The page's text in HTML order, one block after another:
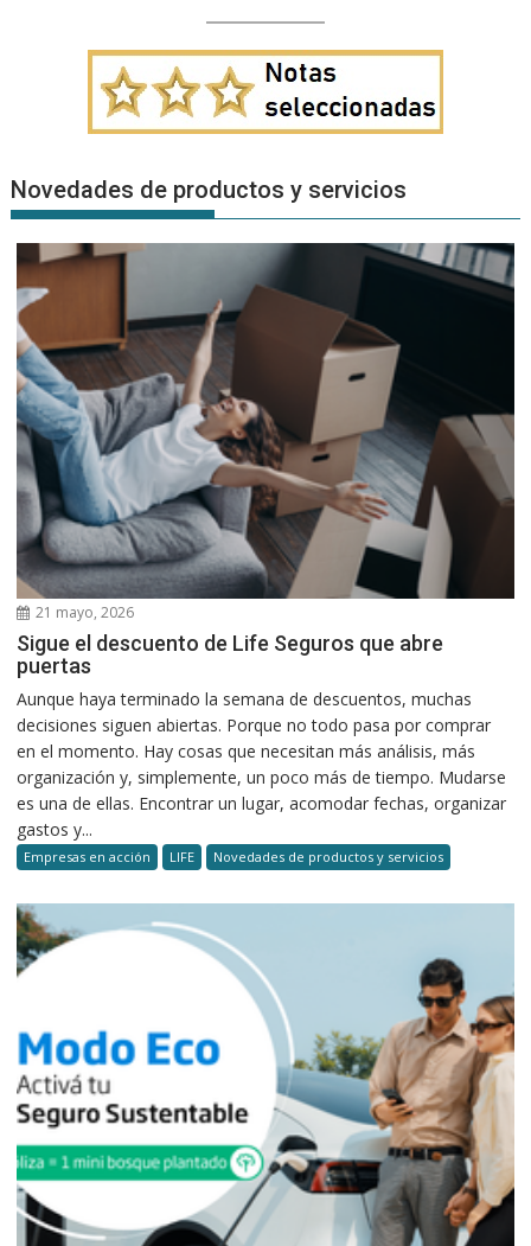
Novedades de productos y servicios
21 mayo, 2026
Sigue el descuento de Life Seguros que abre
puertas
Aunque haya terminado la semana de descuentos, muchas
decisiones siguen abiertas. Porque no todo pasa por comprar
en el momento. Hay cosas que necesitan más análisis, más
organización y, simplemente, un poco más de tiempo. Mudarse
es una de ellas. Encontrar un lugar, acomodar fechas, organizar
gastos y...
Empresas en acción LIFE Novedades de productos y servicios